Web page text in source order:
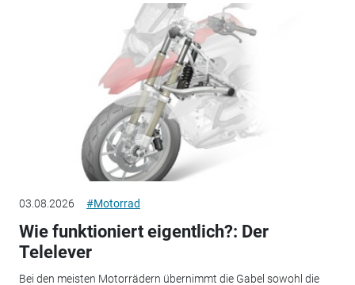
03.08.2026 #Motorrad
Wie funktioniert eigentlich?: Der
Telelever
Bei den meisten Motorrädern übernimmt die Gabel sowohl die